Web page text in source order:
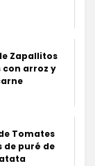
Zapallitos
con arroz y
Tomates
de puré de